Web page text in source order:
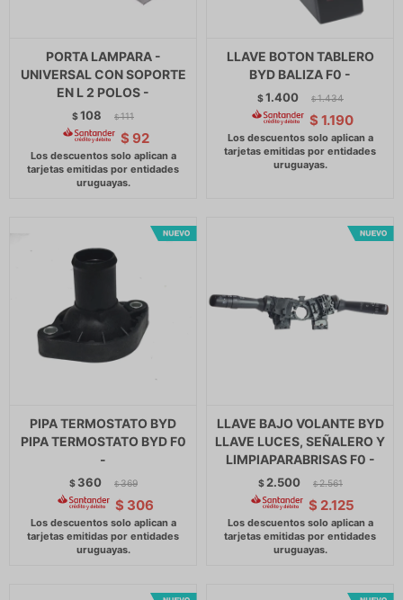
PORTA LAMPARA -
UNIVERSAL CON SOPORTE
EN L 2 POLOS -
$108 $ 111
$ 92
LLAVE BOTON TABLERO
BYD BALIZA F0 -
$1.400 $ 1.434
$ 1.190
PIPA TERMOSTATO BYD
PIPA TERMOSTATO BYD F0
-
$ 360 $ 369
$ 306
LLAVE BAJO VOLANTE BYD
LLAVE LUCES, SEÑALERO Y
LIMPIAPARABRISAS F0 -
$ 2.500 $ 2.561
$ 2.125